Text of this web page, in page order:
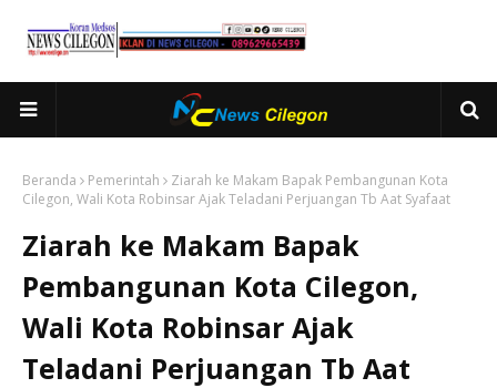
Beranda Pemerintah
Ziarah ke Makam Bapak Pembangunan Kota
Cilegon, Wali Kota Robinsar Ajak Teladani Perjuangan Tb Aat Syafaat
Ziarah ke Makam Bapak
Pembangunan Kota Cilegon,
Wali Kota Robinsar Ajak
Teladani Perjuangan Tb Aat